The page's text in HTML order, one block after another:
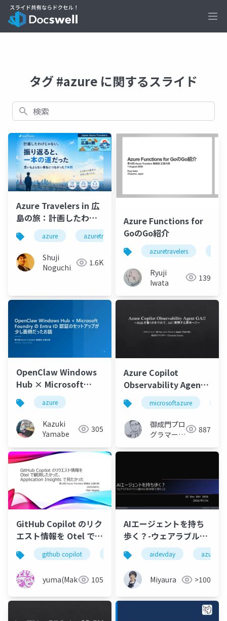
タグ #azure に関するスライド
検索
Azure Travelers in 広
島の旅：計画したわけ
じゃない。振り返ると
一本の道だった
azure azuretravelers
Shuji
Noguchi
1.6K
Azure Functions for
GoのGo紹介
azuretravelers
Ryuji
Iwata
139
OpenClaw Windows
Hub × Microsoft
Foundry の Entra ID
認証のセットアップが
少し面倒だったお話
azure
Kazuki
Yamabe
305
Azure Copilot
Observability Agent
GA!!～KQLを書くのを
やめて、AIに質問する
運用へ!～
microsoftazure
御成門プロ
グラマー
Suzuki)
887
GitHub Copilot のリク
エスト情報を Otel で観
測したかった、
Application Insights
で見たかった
github copilot azure
yuma(Maki) 105
AIエージェントを持ち
歩く？-ウェアラブルデ
バイス動向と実体験で
得たこと
aidevday azure
Miyaura >100